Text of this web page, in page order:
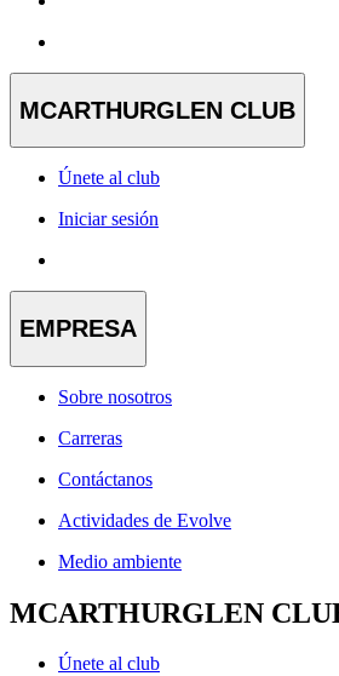
MCARTHURGLEN CLUB
Únete al club
Iniciar sesión
EMPRESA
Sobre nosotros
Carreras
Contáctanos
Actividades de Evolve
Medio ambiente
MCARTHURGLEN
Únete al club